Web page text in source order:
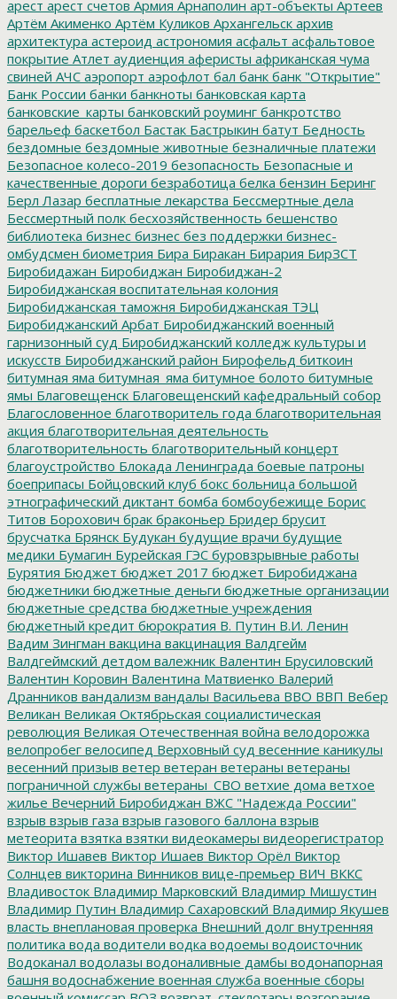
арест арест счетов Армия Арнаполин арт-объекты Артеев
Артём Акименко Артём Куликов Архангельск архив
архитектура астероид астрономия асфальт асфальтовое
покрытие Атлет аудиенция аферисты африканская чума
свиней АЧС аэропорт аэрофлот бал банк банк "Открытие"
Банк России банки банкноты банковская карта
банковские_карты банковский роуминг банкротство
барельеф баскетбол Бастак Бастрыкин батут Бедность
бездомные бездомные животные безналичные платежи
Безопасное колесо-2019 безопасность Безопасные и
качественные дороги безработица белка бензин Беринг
Берл Лазар бесплатные лекарства Бессмертные дела
Бессмертный полк бесхозяйственность бешенство
библиотека бизнес бизнес без поддержки бизнес-
омбудсмен биометрия Бира Биракан Бирария БирЗСТ
Биробидажан Биробиджан Биробиджан-2
Биробиджанская воспитательная колония
Биробиджанская таможня Биробиджанская ТЭЦ
Биробиджанский Арбат Биробиджанский военный
гарнизонный суд Биробиджанский колледж культуры и
искусств Биробиджанский район Бирофельд биткоин
битумная яма битумная_яма битумное болото битумные
ямы Благовещенск Благовещенский кафедральный собор
Благословенное благотворитель года благотворительная
акция благотворительная деятельность
благотворительность благотворительный концерт
благоустройство Блокада Ленинграда боевые патроны
боеприпасы Бойцовский клуб бокс больница большой
этнографический диктант бомба бомбоубежище Борис
Титов Борохович брак браконьер Бридер брусит
брусчатка Брянск Будукан будущие врачи будущие
медики Бумагин Бурейская ГЭС буровзрывные работы
Бурятия Бюджет бюджет 2017 бюджет Биробиджана
бюджетники бюджетные деньги бюджетные организации
бюджетные средства бюджетные учреждения
бюджетный кредит бюрократия В. Путин В.И. Ленин
Вадим Зингман вакцина вакцинация Валдгейм
Валдгеймский детдом валежник Валентин Брусиловский
Валентин Коровин Валентина Матвиенко Валерий
Дранников вандализм вандалы Васильева ВВО ВВП Вебер
Великан Великая Октябрьская социалистическая
революция Великая Отечественная война велодорожка
велопробег велосипед Верховный суд весенние каникулы
весенний призыв ветер ветеран ветераны ветераны
пограничной службы ветераны_СВО ветхие дома ветхое
жилье Вечерний Биробиджан ВЖС "Надежда России"
взрыв взрыв газа взрыв газового баллона взрыв
метеорита взятка взятки видеокамеры видеорегистратор
Виктор Ишавев Виктор Ишаев Виктор Орёл Виктор
Солнцев викторина Винников вице-премьер ВИЧ ВККС
Владивосток Владимир Марковский Владимир Мишустин
Владимир Путин Владимир Сахаровский Владимир Якушев
власть внеплановая проверка Внешний долг внутренняя
политика вода водители водка водоемы водоисточник
Водоканал водолазы водоналивные дамбы водонапорная
башня водоснабжение военная служба военные сборы